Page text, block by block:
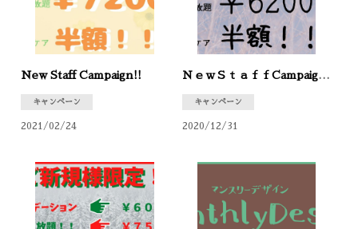
フットケア
ブログ
イベント
スタッフ
New Staff Campaign!!
キャンペーン
2021/02/24
ＮｅｗＳｔａｆｆCampaign♪
キャンペーン
2020/12/31